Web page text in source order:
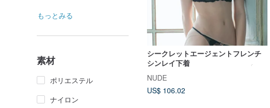
もっとみる
素材
ポリエステル
ナイロン
シークレットエージェントフレンチ
シンレイ下着
NUDE
US$ 106.02